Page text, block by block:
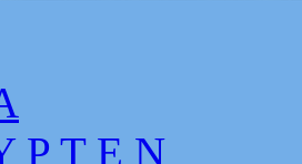
P T E N